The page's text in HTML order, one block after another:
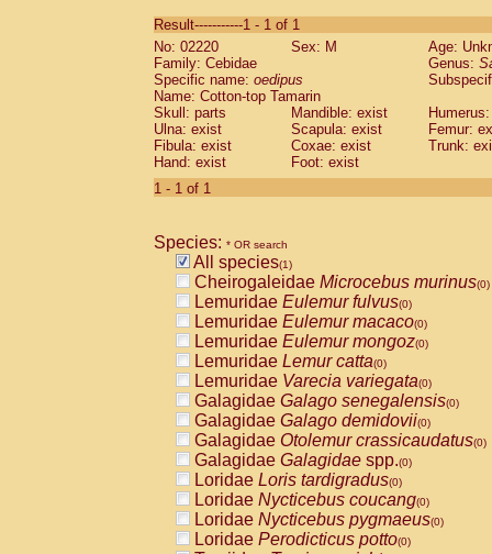
CebidaeSaguinus labiatus(0)
Cebidae Saguinus leucopus (0)
Cebidae
CebidaeSaguinus mystax
Cebidae Saguinus nigricollis (0)
Cebidae Saguinus oedipus
Cebidae Saguinus weddelli
Cebidae Saguinusspp.
Cebidae
CebidaeCebus capucinus
CebidaeCebus nigrivittatus
CebidaeCebus spp.(0)
CebidaeSaimiri boliviensis(0)
CebidaeSaimiri sciureus(0)
AtelidaeAlouatta caraya(0)
AtelidaeAlouatta fusca(0)
AtelidaeAlouatta seniculus(0)
AtelidaeAlouattaspp.(0)
AtelidaeAteles belzebuth(0)
AtelidaeAteles geoffroyi(0)
AtelidaeAteles paniscus(0)
AtelidaeAtelesspp.(0)
AtelidaeLagothrix lagothricha(0)
AtelidaeLagothrix lagothricha cana
PitheciidaeCacajao calvus
Result-----------1 - 1 of 1
No: 02220
Sex: M
Age:
Family: Cebidae
Genus:
Specific name: oedipus
Name: Cotton-top Tamarin
Skull: parts
Mandible: exist
Ulna: exist
Scapula: exist
Femur:
Fibula: exist
Coxae: exist
Trunk:
Hand: exist
Foot: exist
1 - 1 of 1
Species: * OR search
All species(1)
Cheirogaleidae Microcebus murinus(0)
Lemuridae Eulemur fulvus(0)
Lemuridae Eulemur macaco(0)
Lemuridae Eulemur mongoz(0)
Lemuridae Lemur catta(0)
Lemuridae Varecia variegata(0)
Galagidae Galago senegalensis(0)
Galagidae Galago demidovii(0)
Galagidae Otolemur crassicaudatus(0)
Galagidae Galagidae spp.(0)
Loridae Loris tardigradus(0)
Loridae Nycticebus coucang(0)
Loridae Nycticebus pygmaeus(0)
Loridae Perodicticus potto(0)